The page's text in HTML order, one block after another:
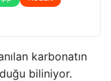
karbonatın
biliniyor.